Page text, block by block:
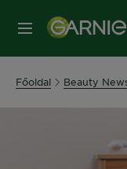
MENÜ
Főoldal Beauty